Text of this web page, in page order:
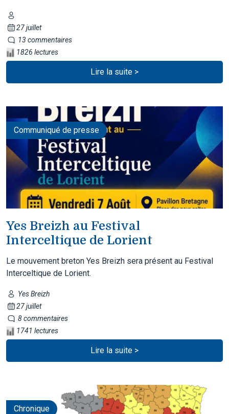
27 juillet
13 commentaires
1826 lectures
Lire la suite >
Communiqué de presse
Yes Breizh au Festival
Interceltique de Lorient
Le mouvement breton Yes Breizh sera présent au Festival
Interceltique de Lorient.
Yes Breizh
27 juillet
8 commentaires
1741 lectures
Lire la suite >
Chronique